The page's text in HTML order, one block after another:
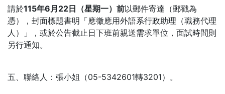
請於115年6月22日（星期一）前以郵件寄達（郵戳為
憑），封面標題書明「應徵應用外語系行政助理（職務代理
人）」，或於公告截止日下班前親送需求單位，面試時間則
另行通知。
五、聯絡人：張小姐（05-5342601轉3201）。